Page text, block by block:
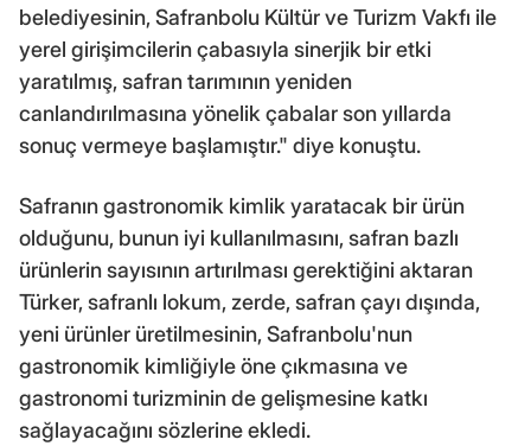
belediyesinin, Safranbolu Kültür ve Turizm Vakfı ile
yerel girişimcilerin çabasıyla sinerjik bir etki
yaratılmış, safran tarımının yeniden
canlandırılmasına yönelik çabalar son yıllarda
sonuç vermeye başlamıştır." diye konuştu.
Safranın gastronomik kimlik yaratacak bir ürün
olduğunu, bunun iyi kullanılmasını, safran bazlı
ürünlerin sayısının artırılması gerektiğini aktaran
Türker, safranlı lokum, zerde, safran çayı dışında,
yeni ürünler üretilmesinin, Safranbolu'nun
gastronomik kimliğiyle öne çıkmasına ve
gastronomi turizminin de gelişmesine katkı
sağlayacağını sözlerine ekledi.